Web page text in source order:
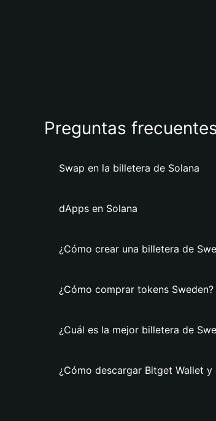
Preguntas
Swap en la billetera de Solana
dApps en Solana
¿Cómo crear una billetera de
¿Cómo comprar tokens Sweden?
¿Cuál es la mejor billetera de
¿Cómo descargar Bitget Wallet